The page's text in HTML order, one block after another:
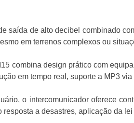
saída de alto decibel combinado
em terrenos complexos ou
combina design prático com
em tempo real, suporte a MP3
o intercomunicador oferece
a desastres, aplicação da